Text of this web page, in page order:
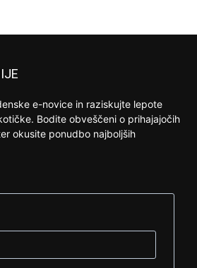
e-novice in raziskujte lepote
Bodite obveščeni o prihajajočih
okusite ponudbo najboljših